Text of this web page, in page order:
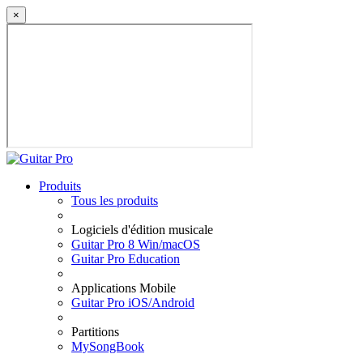
×
Produits
Tous les produits
Logiciels d'édition musicale
Guitar Pro 8 Win/macOS
Guitar Pro Education
Applications Mobile
Guitar Pro iOS/Android
Partitions
MySongBook